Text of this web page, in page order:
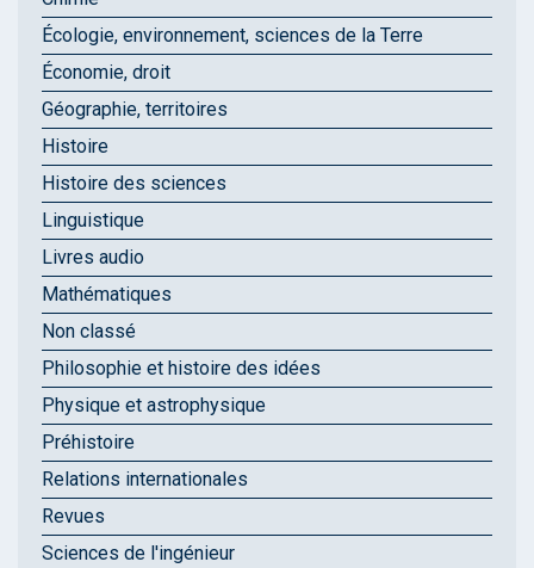
Écologie, environnement, sciences de la Terre
Économie, droit
Géographie, territoires
Histoire
Histoire des sciences
Linguistique
Livres audio
Mathématiques
Non classé
Philosophie et histoire des idées
Physique et astrophysique
Préhistoire
Relations internationales
Revues
Sciences de l'ingénieur